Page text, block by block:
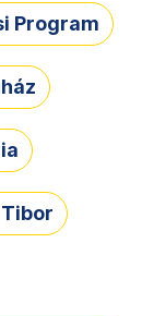
Program